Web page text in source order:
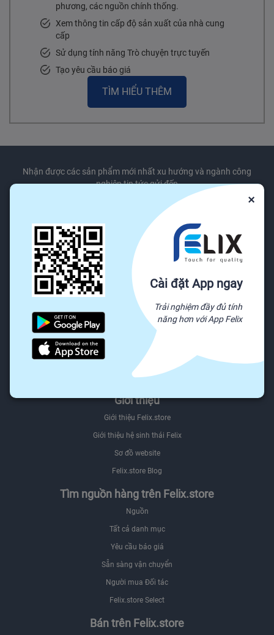
phương, các nguồn chính thống.
Xem thông tin cấp độ sản xuất của nhà cung
cấp
Sử dụng tính năng Trò chuyện trực tuyến
Tạo yêu cầu báo giá
TÌM HIỂU THÊM
Nhận được các sản phẩm mới nhất xu hướng và ngành công
nghiệp tin tức gửi đến
Đăng ký ngay
Chúng tôi sẽ không bao giờ chia sẻ thông tin email của bạn cho bên thứ ba.
Dịch vụ khách hàng
Trung tâm trợ giúp
Báo cáo lạm dụng
Gửi khiếu nại
Chính sách & Quy định
Được trả tiền khi bạn phản hồi
Giới thiệu
Giới thiệu Felix.store
Giới thiệu hệ sinh thái Felix
Sơ đồ website
Felix.store Blog
Tìm nguồn hàng trên Felix.store
Nguồn
Tất cả danh mục
Yêu cầu báo giá
Sẵn sàng vận chuyển
Người mua Đối tác
Felix.store Select
Bán trên Felix.store
×
Cài đặt App ngay
Trải nghiệm đầy đủ tính
năng hơn với App Felix